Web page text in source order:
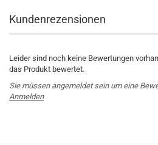
Kundenrezensionen
Leider sind noch keine Bewertungen
das Produkt bewertet.
Sie müssen angemeldet sein um eine
Anmelden